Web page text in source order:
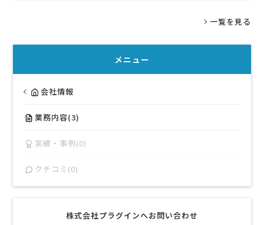
一覧を見る
メニュー
会社情報
業務内容(3)
実績・事例(0)
クチコミ(0)
株式会社プラグインへお問い合わせ